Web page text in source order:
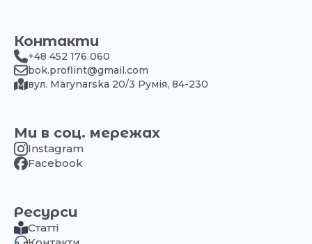
Контакти
+48 452 176 060
bok.proflint@gmail.com
вул. Marynarska 20/3 Румія, 84-230
Ми в соц. мережах
Instagram
Facebook
Ресурси
Статті